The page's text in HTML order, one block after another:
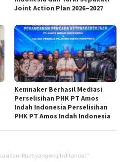
Joint Action Plan 2026–2027
Kemnaker Berhasil Mediasi
Perselisihan PHK PT Amos
Indah Indonesia Perselisihan
PHK PT Amos Indah Indonesia
Ruas yang wajib ditandai *